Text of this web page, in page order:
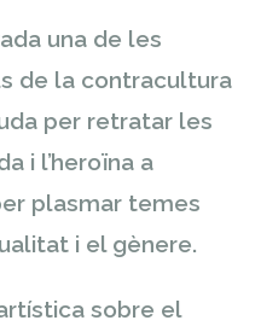
una de les
de la contracultura
per retratar les
i l’heroïna a
plasmar temes
i el gènere.
sobre el